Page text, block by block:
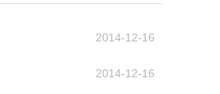
2014-12-16
2014-12-16